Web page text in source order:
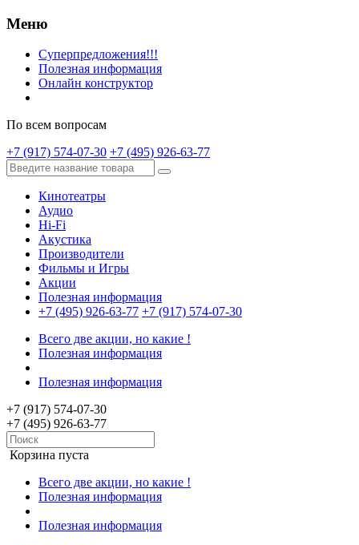
Меню
Суперпредложения!!!
Полезная информация
Онлайн конструктор
По всем вопросам
+7 (917) 574-07-30 +7 (495) 926-63-77
Кинотеатры
Аудио
Hi-Fi
Акустика
Производители
Фильмы и Игры
Акции
Полезная информация
+7 (495) 926-63-77 +7 (917) 574-07-30
Всего две акции, но какие !
Полезная информация
Полезная информация
+7 (917) 574-07-30
+7 (495) 926-63-77
Корзина пуста
Всего две акции, но какие !
Полезная информация
Полезная информация